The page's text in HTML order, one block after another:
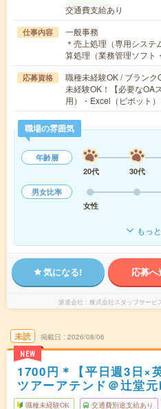
交通費支給あり
仕事内容
一般事務
＊売上処理（専用シス
算処理（業務管理ソフ
応募資格
職種未経験OK / ブランク
未経験OK！【必要なOA
用）・Excel（ピボット
職場の雰囲気
年齢層
20代
30代
男女比率
女性
もっ
気になる! 応募へ
派遣会社 株式会社スタッフサービ
未読
NEW
掲載日 2026/08/06
1700円＊【平日週3日×
ツアーアテンド＠辻堂
職種未経験OK 交通費別途支給あり